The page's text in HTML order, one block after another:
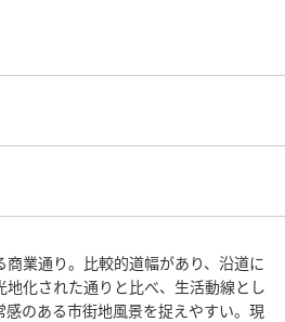
業通り。比較的道幅があり、沿道に
化された通りと比べ、生活動線とし
のある市街地風景を捉えやすい。現